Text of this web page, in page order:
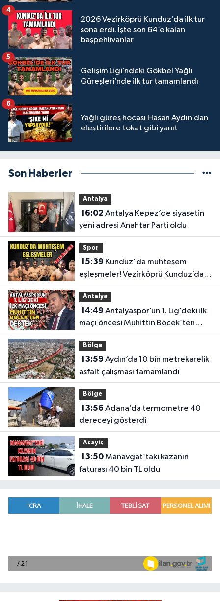
2026 Vezirköprü Kunduz’da ilk tur
sona erdi. İşte son 64’e kalan
başpehlivanlar
4
Gelişim Ligi’ndeki Gökbel Yağlı
Güreşleri’nde ilk tur tamamlandı
5
Yağlı güreş hocası Hasan Aydın’dan
eleştirilere tokat gibi yanıt
6
Son Haberler
Antalya
16:02
yeni adresi Anahtar Parti oldu
Spor
15:39
eşleşmeler! Vezirköprü Kunduz’da
nefesler tutuldu, son 16 belli oldu
Antalya
14:49
maçı öncesi Muhittin Böcek’ten
destek
Bölge
13:59
asfalt çalışması tamamlandı
Bölge
13:56
dereceyi gösterdi
Asayiş
13:50Manavgat’taki kazanın
faturası 40 bin TL oldu